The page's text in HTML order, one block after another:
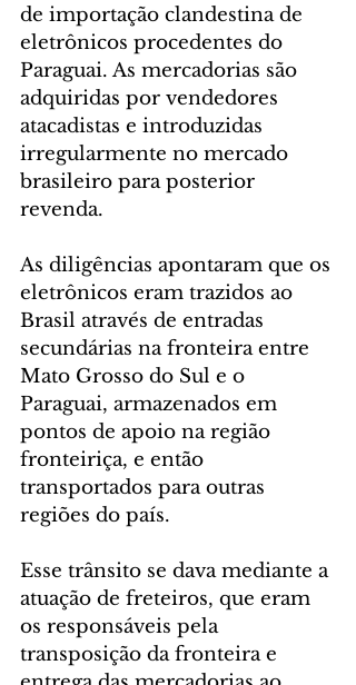
de importação clandestina de
eletrônicos procedentes do
Paraguai. As mercadorias são
adquiridas por vendedores
atacadistas e introduzidas
irregularmente no mercado
brasileiro para posterior
revenda.
As diligências apontaram que os
eletrônicos eram trazidos ao
Brasil através de entradas
secundárias na fronteira entre
Mato Grosso do Sul e o
Paraguai, armazenados em
pontos de apoio na região
fronteiriça, e então
transportados para outras
regiões do país.
Esse trânsito se dava mediante a
atuação de freteiros, que eram
os responsáveis pela
transposição da fronteira e